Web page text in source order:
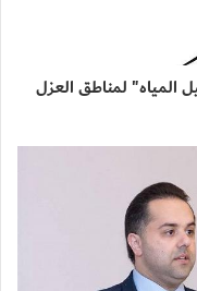
لمناطق العزل